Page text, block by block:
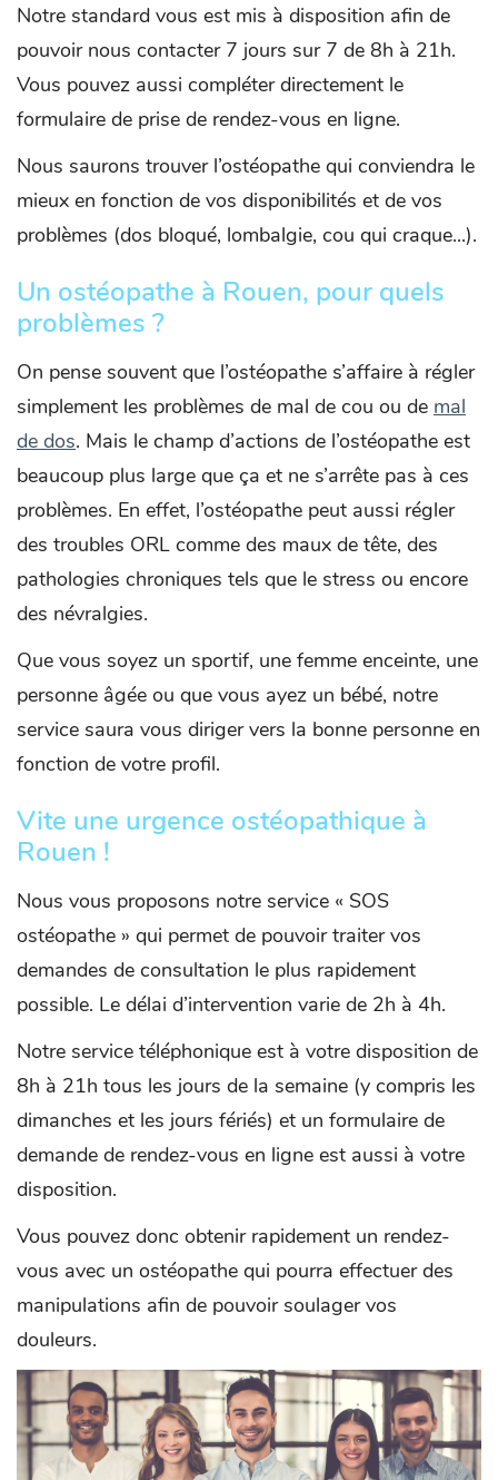
Notre standard vous est mis à disposition afin de
pouvoir nous contacter 7 jours sur 7 de 8h à 21h.
Vous pouvez aussi compléter directement le
formulaire de prise de rendez-vous en ligne.
Nous saurons trouver l’ostéopathe qui conviendra le
mieux en fonction de vos disponibilités et de vos
problèmes (dos bloqué, lombalgie, cou qui craque...).
Un ostéopathe à Rouen, pour quels
problèmes ?
On pense souvent que l’ostéopathe s’affaire à régler
simplement les problèmes de mal de cou ou de mal
de dos. Mais le champ d’actions de l’ostéopathe est
beaucoup plus large que ça et ne s’arrête pas à ces
problèmes. En effet, l’ostéopathe peut aussi régler
des troubles ORL comme des maux de tête, des
pathologies chroniques tels que le stress ou encore
des névralgies.
Que vous soyez un sportif, une femme enceinte, une
personne âgée ou que vous ayez un bébé, notre
service saura vous diriger vers la bonne personne en
fonction de votre profil.
Vite une urgence ostéopathique à
Rouen !
Nous vous proposons notre service « SOS
ostéopathe » qui permet de pouvoir traiter vos
demandes de consultation le plus rapidement
possible. Le délai d’intervention varie de 2h à 4h.
Notre service téléphonique est à votre disposition de
8h à 21h tous les jours de la semaine (y compris les
dimanches et les jours fériés) et un formulaire de
demande de rendez-vous en ligne est aussi à votre
disposition.
Vous pouvez donc obtenir rapidement un rendez-
vous avec un ostéopathe qui pourra effectuer des
manipulations afin de pouvoir soulager vos
douleurs.